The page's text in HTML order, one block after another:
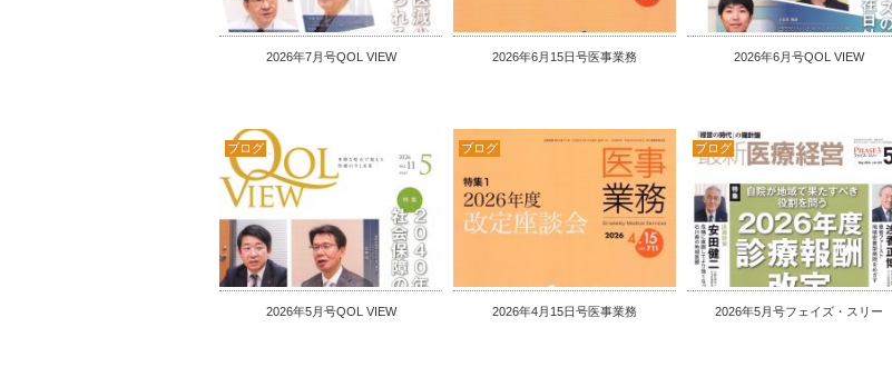
2026年7月号QOL VIEW 2026年6月15日号医事業務 2026年6月号QOL VIEW
2026年5月号QOL VIEW
ブログ
2026年4月15日号医事業務
ブログ
2026年5月号フェイズ・スリー
ブログ